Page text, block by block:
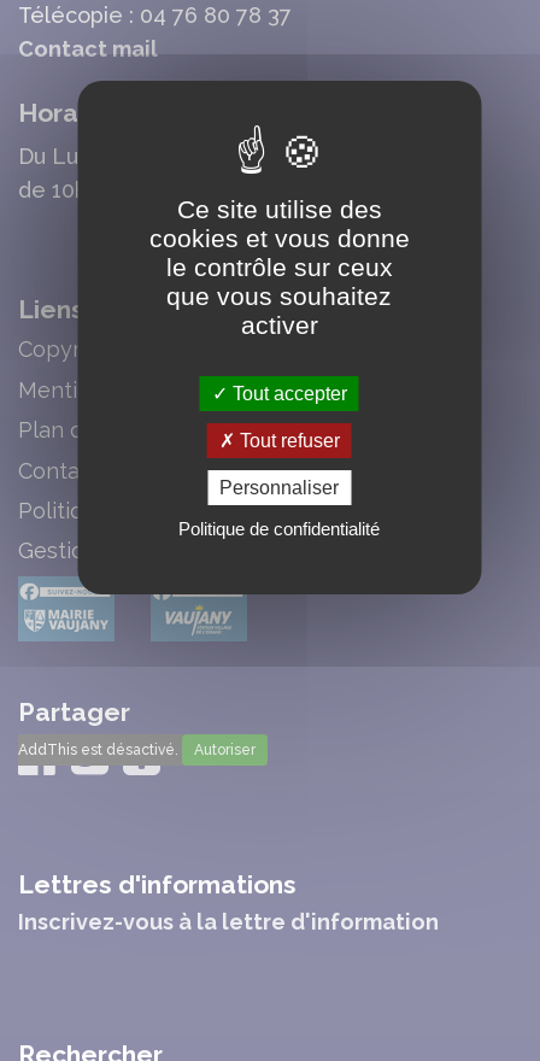
Télécopie : 04 76 80 78 37
Contact mail
Horaires d'Ouverture Mairie
Du Lundi au Vendredi :
de 10h00 à 12h30 et de 13h30 à 17h30
Liens
Copyright
Mentions légales
Plan du site
Contact
Politique de confidentialité
Gestion des cookies
Partager
AddThis est désactivé. Autoriser
Lettres d'informations
Inscrivez-vous à la lettre d'information
Rechercher
Ce site utilise des
cookies et vous donne
le contrôle sur ceux
que vous souhaitez
activer
Tout accepter
Tout refuser
Personnaliser
Politique de confidentialité